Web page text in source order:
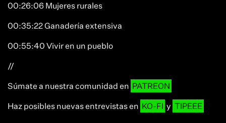
00:26:06 Mujeres rurales
00:35:22 Ganadería extensiva
00:55:40 Vivir en un pueblo
//
Súmate a nuestra comunidad en PATREON
Haz posibles nuevas entrevistas en KO-FI y TIPEEE